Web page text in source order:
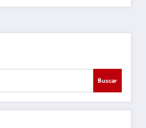
Buscar